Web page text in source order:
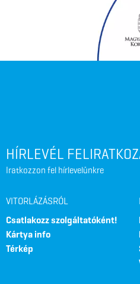
HÍRLEVÉL
Iratkozzon fel hírlevelünkre
VITORLÁZÁSRÓL
Csatlakozz szolgáltatóként!
Kártya info
Térkép